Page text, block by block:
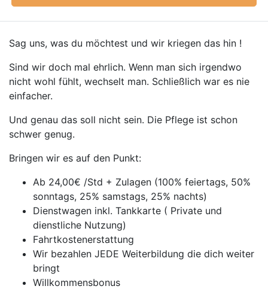
Sag uns, was du möchtest und wir kriegen das hin !
Sind wir doch mal ehrlich. Wenn man sich irgendwo
nicht wohl fühlt, wechselt man. Schließlich war es nie
einfacher.
Und genau das soll nicht sein. Die Pflege ist schon
schwer genug.
Bringen wir es auf den Punkt:
Ab 24,00€ /Std + Zulagen (100% feiertags, 50%
sonntags, 25% samstags, 25% nachts)
Dienstwagen inkl. Tankkarte ( Private und
dienstliche Nutzung)
Fahrtkostenerstattung
Wir bezahlen JEDE Weiterbildung die dich weiter
bringt
Willkommensbonus